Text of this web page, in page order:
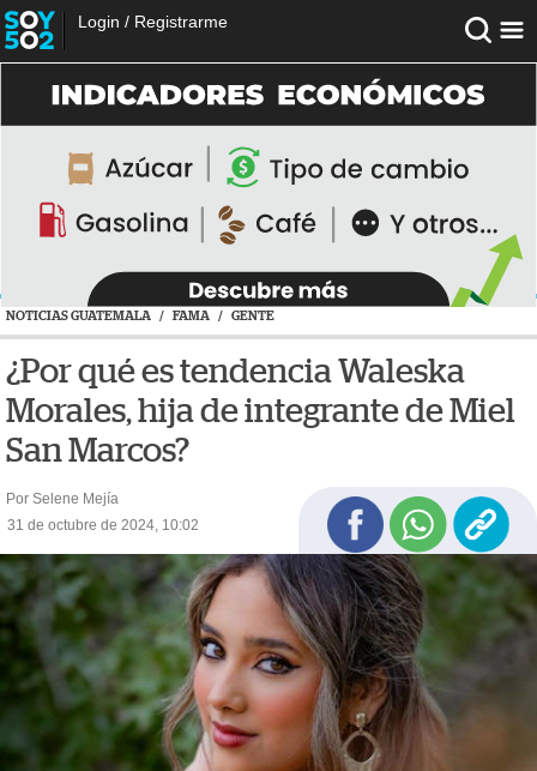
Login / Registrarme
NOTICIAS GUATEMALA / FAMA / GENTE
¿Por qué es tendencia Waleska
Morales, hija de integrante de Miel
San Marcos?
Por Selene Mejía
31 de octubre de 2024, 10:02